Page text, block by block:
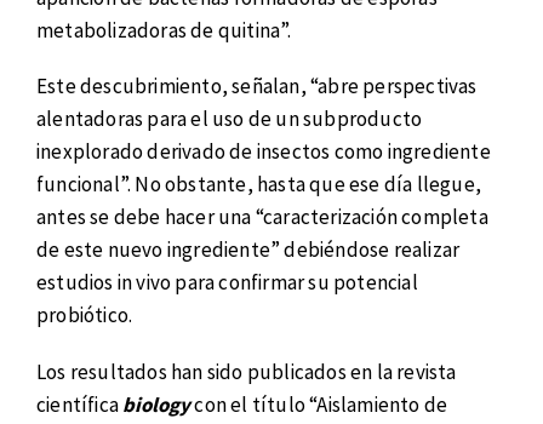
metabolizadoras de quitina”.
Este descubrimiento, señalan, “abre perspectivas
alentadoras para el uso de un subproducto
inexplorado derivado de insectos como ingrediente
funcional”. No obstante, hasta que ese día llegue,
antes se debe hacer una “caracterización completa
de este nuevo ingrediente” debiéndose realizar
estudios in vivo para confirmar su potencial
probiótico.
Los resultados han sido publicados en la revista
científicabiologycon el título “Aislamiento de